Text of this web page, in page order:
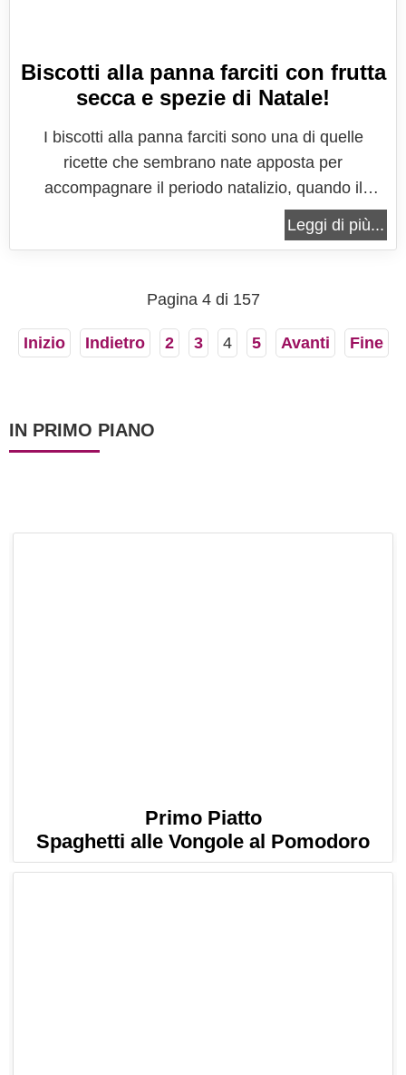
Biscotti alla panna farciti con frutta
secca e spezie di Natale!
I biscotti alla panna farciti sono una di quelle
ricette che sembrano nate apposta per
accompagnare il periodo natalizio, quando il
profumo delle feste riempie le case e ogni gesto in
cucina diventa parte di un rituale fatto di ricordi,
uniscono la delicatezza di una...
Leggi di più...
Pagina 4 di 157
Inizio Indietro 2 3 4 5 Avanti Fine
IN PRIMO PIANO
Primo Piatto
Spaghetti alle Vongole al Pomodoro